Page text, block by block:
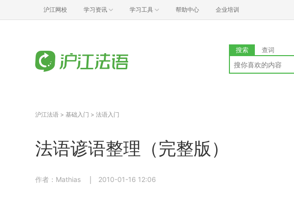
沪江网校 学习资讯 学习工具 帮助中心 企业培训
搜索 查词
沪江法语 > 基础入门 > 法语入门
法语谚语整理（完整版）
作者：Mathias 2010-01-16 12:06